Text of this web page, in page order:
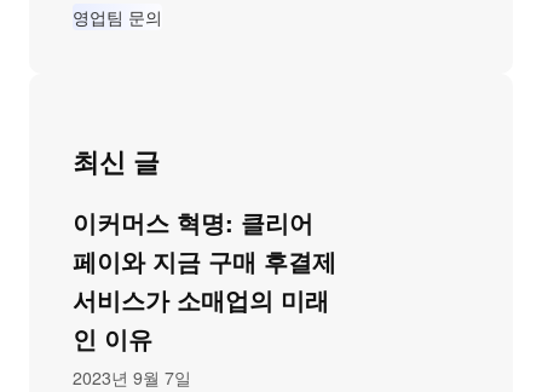
영업팀 문의
최신 글
이커머스 혁명: 클리어
페이와 지금 구매 후결제
서비스가 소매업의 미래
인 이유
2023년 9월 7일